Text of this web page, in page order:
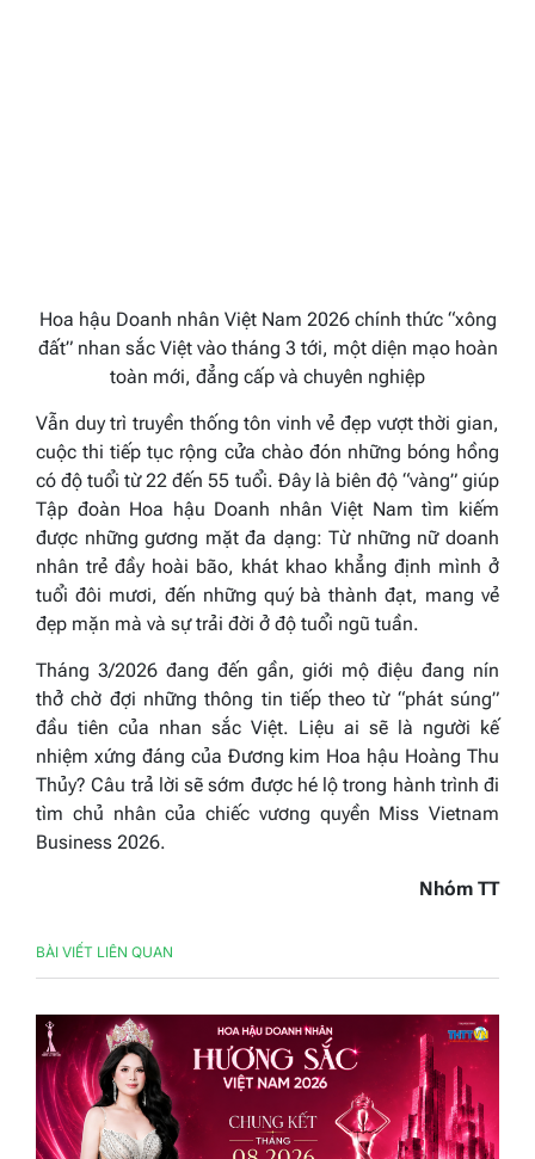
Hoa hậu Doanh nhân Việt Nam 2026 chính thức “xông
đất” nhan sắc Việt vào tháng 3 tới, một diện mạo hoàn
toàn mới, đẳng cấp và chuyên nghiệp
Vẫn duy trì truyền thống tôn vinh vẻ đẹp vượt thời gian,
cuộc thi tiếp tục rộng cửa chào đón những bóng hồng
có độ tuổi từ 22 đến 55 tuổi. Đây là biên độ “vàng” giúp
Tập đoàn Hoa hậu Doanh nhân Việt Nam tìm kiếm
được những gương mặt đa dạng: Từ những nữ doanh
nhân trẻ đầy hoài bão, khát khao khẳng định mình ở
tuổi đôi mươi, đến những quý bà thành đạt, mang vẻ
đẹp mặn mà và sự trải đời ở độ tuổi ngũ tuần.
Tháng 3/2026 đang đến gần, giới mộ điệu đang nín
thở chờ đợi những thông tin tiếp theo từ “phát súng”
đầu tiên của nhan sắc Việt. Liệu ai sẽ là người kế
nhiệm xứng đáng của Đương kim Hoa hậu Hoàng Thu
Thủy? Câu trả lời sẽ sớm được hé lộ trong hành trình đi
tìm chủ nhân của chiếc vương quyền Miss Vietnam
Business 2026.
Nhóm TT
BÀI VIẾT LIÊN QUAN